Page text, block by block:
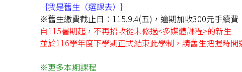
｛我是舊生（選課去）｝
※舊生繳費截止日：115.9.4(五)，逾期加收300元手續費
自115暑期起，不再招收從未修過<多媒體課程>的新生
並於116學年度下學期正式結束此學制，請舊生把握時間
※更多本期課程